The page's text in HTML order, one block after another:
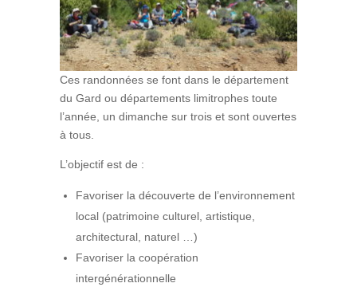
Ces randonnées se font dans le département
du Gard ou départements limitrophes toute
l’année, un dimanche sur trois et sont ouvertes
à tous.
L’objectif est de :
Favoriser la découverte de l’environnement
local (patrimoine culturel, artistique,
architectural, naturel …)
Favoriser la coopération
intergénérationnelle